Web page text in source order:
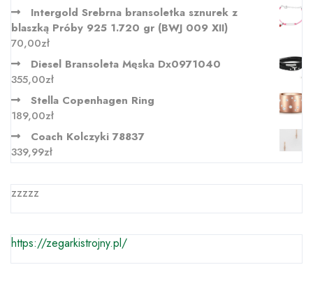
Intergold Srebrna bransoletka sznurek z
blaszką Próby 925 1.720 gr (BWJ 009 XII)
70,00zł
Diesel Bransoleta Męska Dx0971040
355,00zł
Stella Copenhagen Ring
189,00zł
Coach Kolczyki 78837
339,99zł
zzzzz
https://zegarkistrojny.pl/